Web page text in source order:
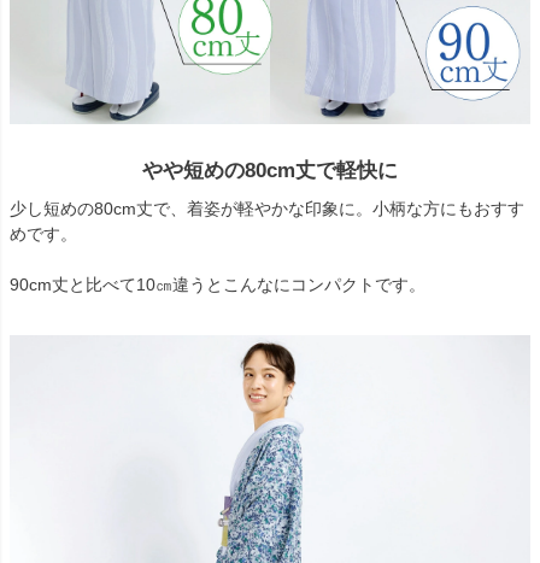
やや短めの80cm丈で軽快に
少し短めの80cm丈で、着姿が軽やかな印象に。小柄な方にもおすす
めです。
90cm丈と比べて10㎝違うとこんなにコンパクトです。